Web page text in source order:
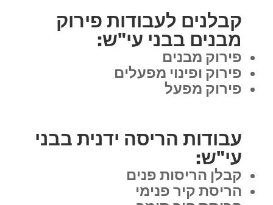
קבלנים לעבודות פירוק
מבנים בבני עי"ש:
פירוק מבנים
פירוק ופינוי מפעלים
פירוק מפעל
עבודות הריסה ידנית בבני
עי"ש:
קבלן הריסות פנים
הריסת קיר פנימי